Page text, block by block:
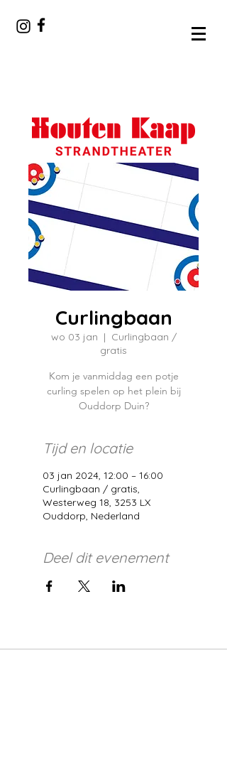
Curlingbaan
wo 03 jan
  |
Curlingbaan /
gratis
Kom je vanmiddag een potje
curling spelen op het plein bij
Ouddorp Duin?
Tijd en locatie
03 jan 2024, 12:00 – 16:00
Curlingbaan / gratis,
Westerweg 18, 3253 LX
Ouddorp, Nederland
Deel dit evenement